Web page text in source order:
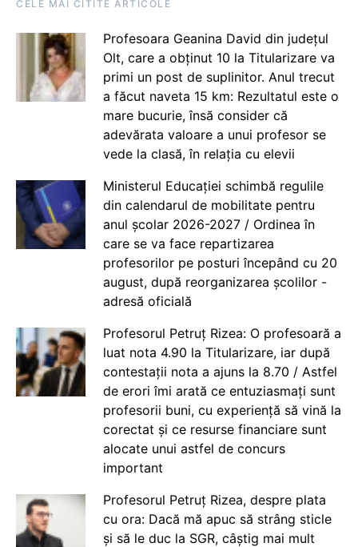
CELE MAI CITITE ARTICOLE
Profesoara Geanina David din județul
Olt, care a obținut 10 la Titularizare va
primi un post de suplinitor. Anul trecut
a făcut naveta 15 km: Rezultatul este o
mare bucurie, însă consider că
adevărata valoare a unui profesor se
vede la clasă, în relația cu elevii
Ministerul Educației schimbă regulile
din calendarul de mobilitate pentru
anul școlar 2026-2027 / Ordinea în
care se va face repartizarea
profesorilor pe posturi începând cu 20
august, după reorganizarea școlilor -
adresă oficială
Profesorul Petruț Rizea: O profesoară a
luat nota 4.90 la Titularizare, iar după
contestații nota a ajuns la 8.70 / Astfel
de erori îmi arată ce entuziasmați sunt
profesorii buni, cu experiență să vină la
corectat și ce resurse financiare sunt
alocate unui astfel de concurs
important
Profesorul Petruț Rizea, despre plata
cu ora: Dacă mă apuc să strâng sticle
și să le duc la SGR, câștig mai mult